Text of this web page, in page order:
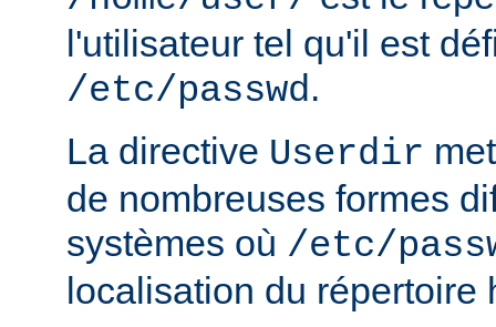
l'utilisateur tel qu'il est
/etc/passwd.
La directive Userdir
de nombreuses formes
systèmes où /etc/
localisation du répertoire